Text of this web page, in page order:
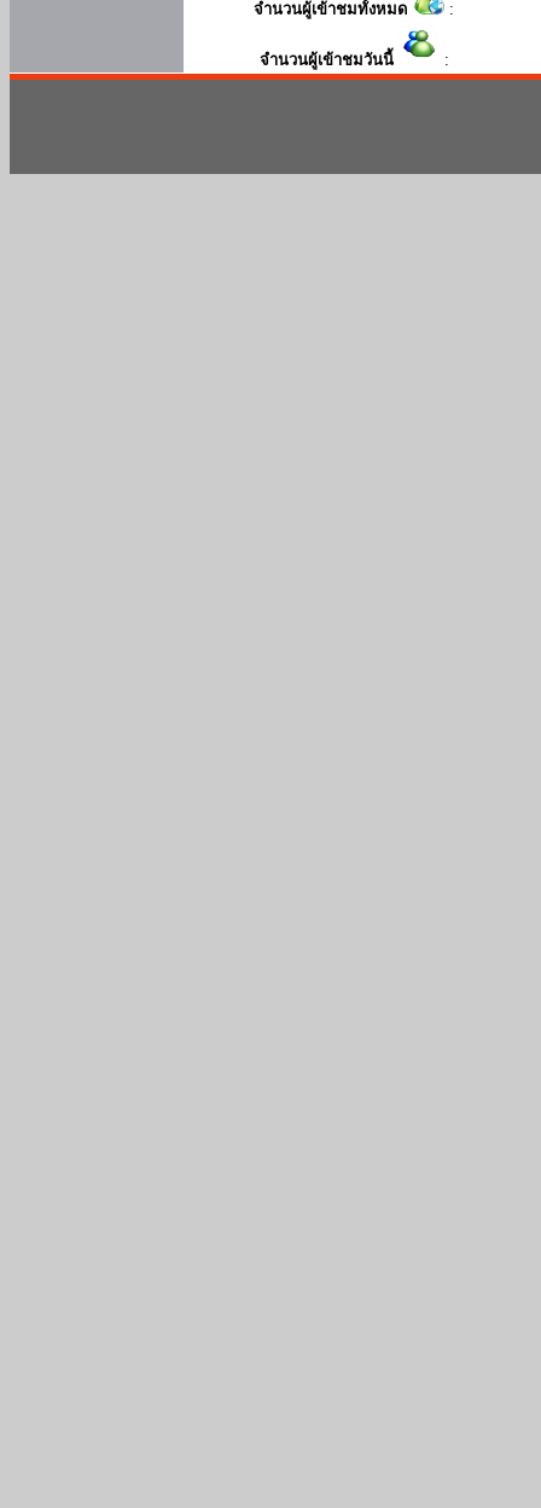
จำนวนผู้เข้าชมทั้งหมด :
จำนวนผู้เข้าชมวันนี้ :